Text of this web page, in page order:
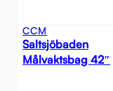
CCM
Saltsjöbaden
Målvaktsbag 42″